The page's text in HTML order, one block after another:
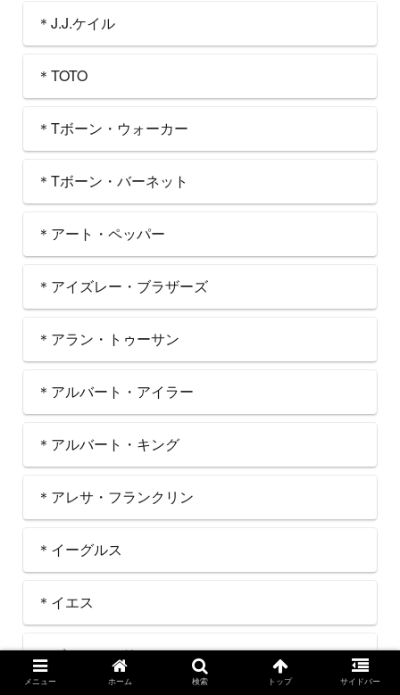
＊J.J.ケイル
＊TOTO
＊Tボーン・ウォーカー
＊Tボーン・バーネット
＊アート・ペッパー
＊アイズレー・ブラザーズ
＊アラン・トゥーサン
＊アルバート・アイラー
＊アルバート・キング
＊アレサ・フランクリン
＊イーグルス
＊イエス
＊ヴァン・モリソン
メニュー ホーム 検索 トップ サイドバー